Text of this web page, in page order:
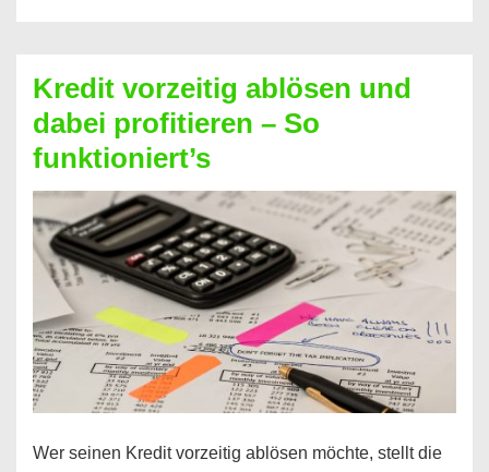
Kredit
berechnen
–
Mit
diesen
Regeln!
Kredit vorzeitig ablösen und
dabei profitieren – So
funktioniert’s
Wer seinen Kredit vorzeitig ablösen möchte, stellt die